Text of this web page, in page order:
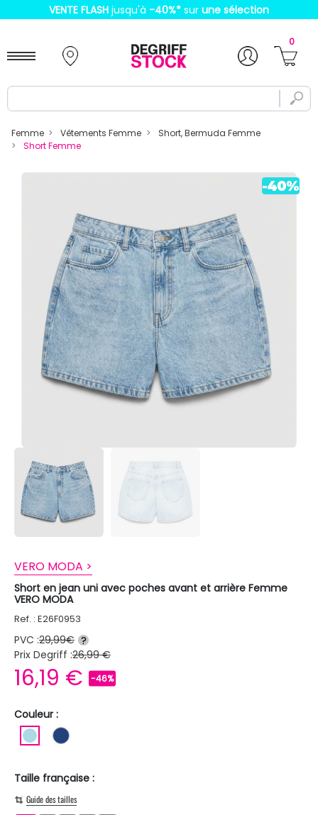
VENTE FLASH jusqu'à -40%* sur une sélection
0
Femme Vêtements Femme
Short, Bermuda Femme
Short Femme
VERO MODA >
Short en jean uni avec poches avant et arrière Femme
VERO MODA
Ref. : E26F0953
PVC :29,99€ ?
Prix Degriff :26,99 €
16,19 € -46%
Couleur :
BLEU CLAIRBLEU FONCE
Taille française :
Guide des tailles